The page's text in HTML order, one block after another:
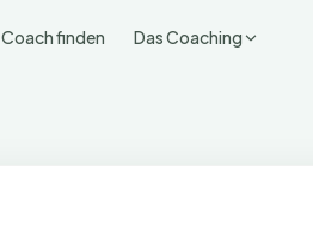
Coach finden Das Coaching